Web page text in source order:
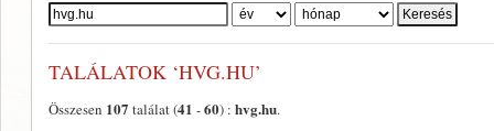
Szerző:
TALÁLATOK ‘HVG.HU’
Összesen 107 találat (41 -60) : hvg.hu.